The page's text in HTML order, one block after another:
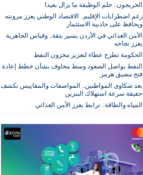
الخريجون.. حلم الوظيفة ما يزال بعيدا
رغم اضطرابات الإقليم.. الاقتصاد الوطني يعزز مرونته
ويحافظ على جاذبية الاستثمار
الأمن الغذائي في الأردن يسير بثقة.. وقياس الجاهزية
يعزز نجاحه
الحكومة تطرح عطاء لتعزيز مخزون النفط
النفط يواصل الصعود وسط مخاوف بشأن خطط إعادة
فتح مضيق هرمز
بعد شكاوى المواطنين.. المواصفات والمقاييس تكشف
حقيقة سرعة استهلاك البنزين
المياه والطاقة.. ترابط يعزز الأمن الغذائي